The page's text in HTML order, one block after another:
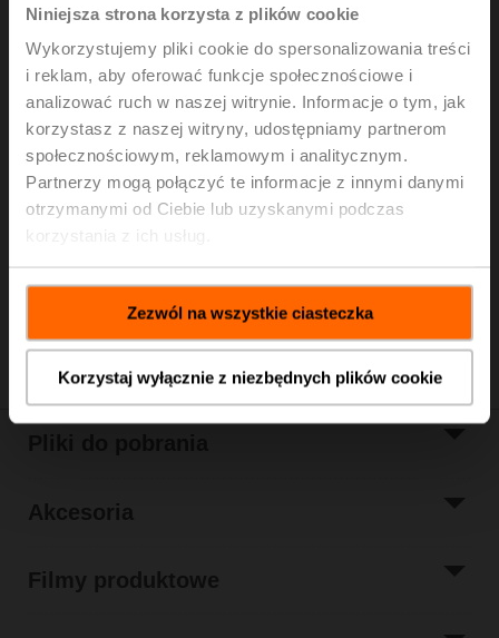
Niniejsza strona korzysta z plików cookie
Wykorzystujemy pliki cookie do spersonalizowania treści
i reklam, aby oferować funkcje społecznościowe i
analizować ruch w naszej witrynie. Informacje o tym, jak
korzystasz z naszej witryny, udostępniamy partnerom
społecznościowym, reklamowym i analitycznym.
Partnerzy mogą połączyć te informacje z innymi danymi
otrzymanymi od Ciebie lub uzyskanymi podczas
korzystania z ich usług.
Zezwól na wszystkie ciasteczka
Korzystaj wyłącznie z niezbędnych plików cookie
BE24
Siłownik do klap wentylacji pożarowej, 40 Nm,
AC/DC 24 V, Zamknij/Otwórz, 60 s, 2x SPDT,
Połączenie kształtowe 14x14 mm, IP54, Kabel
Dostępny tylko za pośrednictwem producentów klap
wentylacji pożarowej
Akcesoria
Filmy produktowe